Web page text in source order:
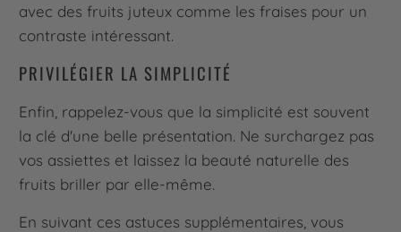
avec des fruits juteux comme les fraises pour un
contraste intéressant.
PRIVILÉGIER LA SIMPLICITÉ
Enfin, rappelez-vous que la simplicité est souvent
la clé d'une belle présentation. Ne surchargez pas
vos assiettes et laissez la beauté naturelle des
fruits briller par elle-même.
En suivant ces astuces supplémentaires, vous